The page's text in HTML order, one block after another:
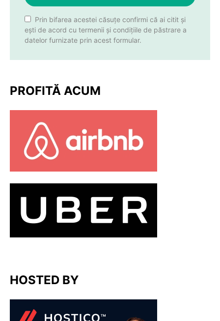
Prin bifarea acestei căsuțe confirmi că ai citit și
ești de acord cu termenii și condițiile de păstrare a
datelor furnizate prin acest formular.
PROFITĂ ACUM
HOSTED BY